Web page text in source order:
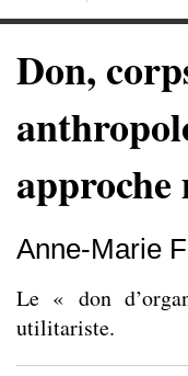
Don,
approche
Anne-Marie
Le « don
utilitariste.